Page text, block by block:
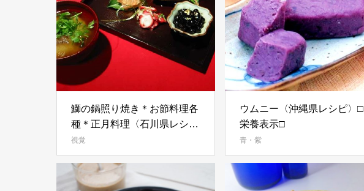
鰤の鍋照り焼き＊お節料理各
種＊正月料理〈石川県レシ
ピ〉
視覚
ウムニー〈沖縄県レシピ〉□
栄養表示□
青・紫